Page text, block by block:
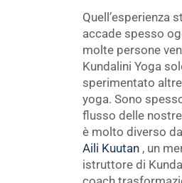
Quell’esperienza
accade spesso
molte persone
Kundalini Yoga
sperimentato
yoga. Sono
flusso delle
è molto diverso
Aili Kuutan, un
istruttore di